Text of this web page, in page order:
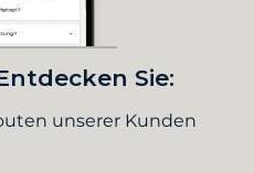
Sie:
unserer Kunden